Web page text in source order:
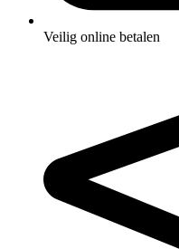
Veilig online betalen